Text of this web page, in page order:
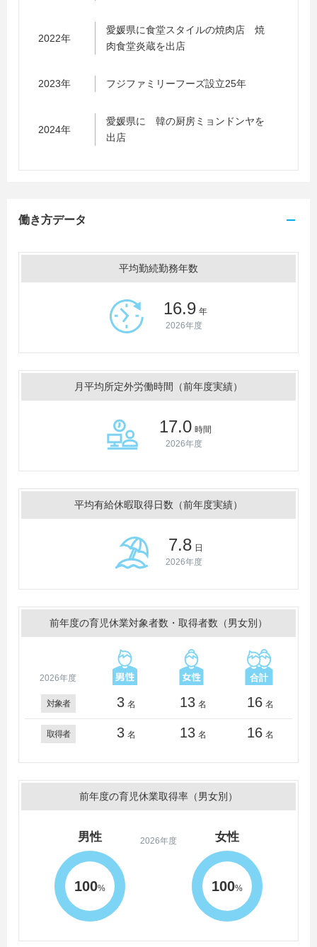
2022年
愛媛県に食堂スタイルの焼肉店 焼
肉食堂炎蔵を出店
2023年 フジファミリーフーズ設立25年
2024年
愛媛県に 韓の厨房ミョンドンヤを
出店
働き方データ
平均勤続勤務年数
16.9 年
2026年度
月平均所定外労働時間（前年度実績）
17.0 時間
2026年度
平均有給休暇取得日数（前年度実績）
7.8 日
2026年度
前年度の育児休業対象者数・取得者数（男女別）
2026年度
対象者 3 名 13 名 16 名
取得者 3 名 13 名 16 名
前年度の育児休業取得率（男女別）
2026年度
男性
100%
女性
100%